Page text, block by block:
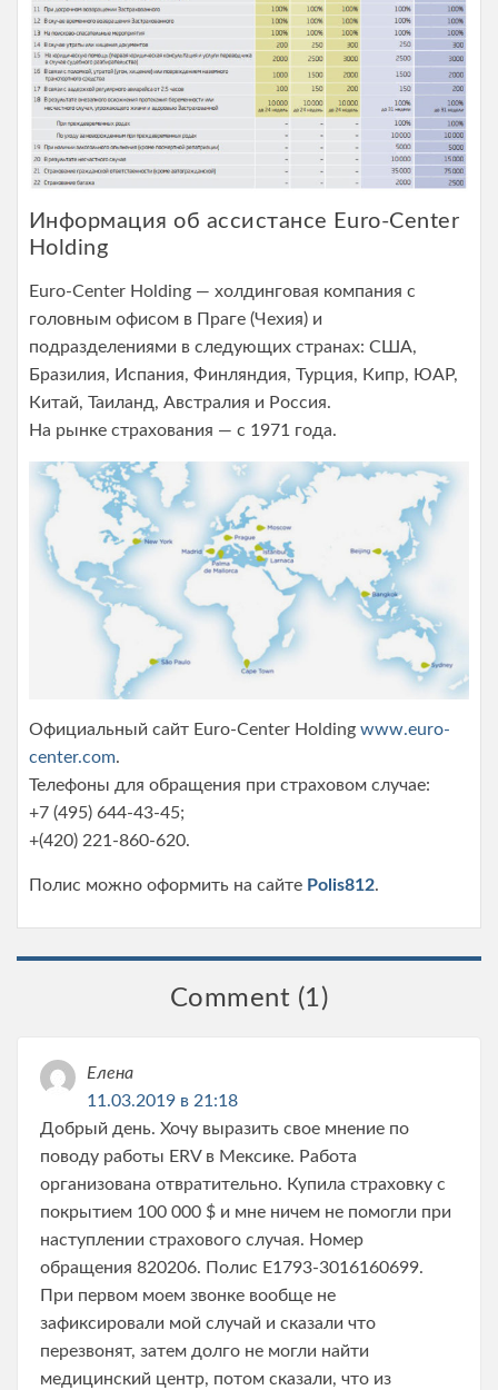
Информация об ассистансе Euro-Center
Holding
Euro-Center Holding — холдинговая компания с
головным офисом в Праге (Чехия) и
подразделениями в следующих странах: США,
Бразилия, Испания, Финляндия, Турция, Кипр, ЮАР,
Китай, Таиланд, Австралия и Россия.
На рынке страхования — с 1971 года.
Официальный сайт Euro-Center Holding www.euro-
center.com.
Телефоны для обращения при страховом случае:
+7 (495) 644-43-45;
+(420) 221-860-620.
Полис можно оформить на сайте Polis812.
Comment (1)
Елена
11.03.2019 в 21:18
Добрый день. Хочу выразить свое мнение по
поводу работы ERV в Мексике. Работа
организована отвратительно. Купила страховку с
покрытием 100 000 $ и мне ничем не помогли при
наступлении страхового случая. Номер
обращения 820206. Полис E1793-3016160699.
При первом моем звонке вообще не
зафиксировали мой случай и сказали что
перезвонят, затем долго не могли найти
медицинский центр, потом сказали, что из